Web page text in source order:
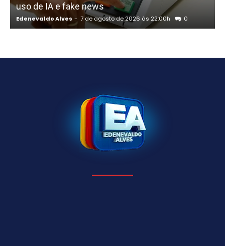
uso de IA e fake news
Edenevaldo Alves - 7 de agosto de 2026 às 22:00h 0